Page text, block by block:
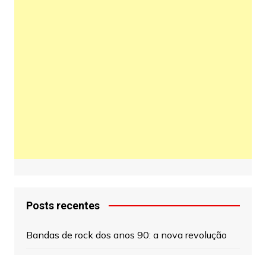
Posts recentes
Bandas de rock dos anos 90: a nova revolução